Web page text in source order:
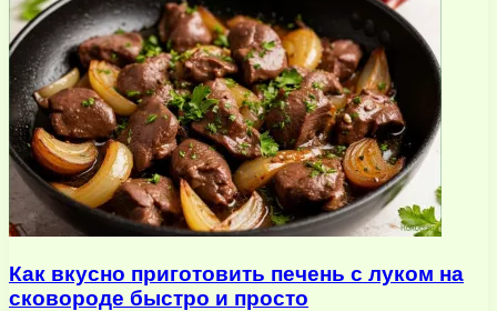
Как вкусно приготовить печень с луком на
сковороде быстро и просто